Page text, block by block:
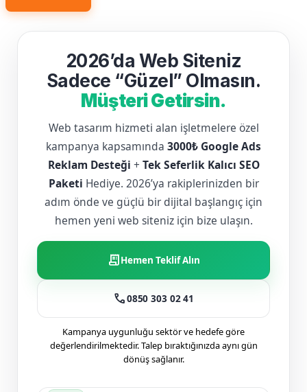
2026’da Web Siteniz
Sadece “Güzel” Olmasın.
Müşteri Getirsin.
Web tasarım hizmeti alan işletmelere özel
kampanya kapsamında 3000₺ Google Ads
Reklam Desteği + Tek Seferlik Kalıcı SEO
Paketi Hediye. 2026’ya rakiplerinizden bir
adım önde ve güçlü bir dijital başlangıç için
hemen yeni web siteniz için bize ulaşın.
receipt_longHemen Teklif Alın
call0850 303 02 41
Kampanya uygunluğu sektör ve hedefe göre
değerlendirilmektedir. Talep bıraktığınızda aynı gün
dönüş sağlanır.